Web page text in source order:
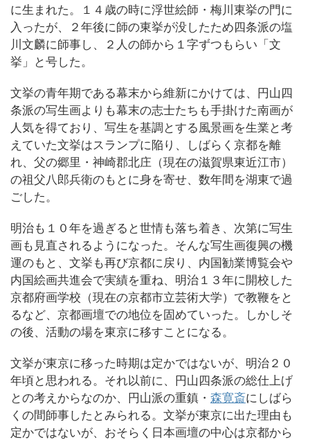
に生まれた。１４歳の時に浮世絵師・梅川東挙の門に
入ったが、２年後に師の東挙が没したため四条派の塩
川文麟に師事し、２人の師から１字ずつもらい「文
挙」と号した。
文挙の青年期である幕末から維新にかけては、円山四
条派の写生画よりも幕末の志士たちも手掛けた南画が
人気を得ており、写生を基調とする風景画を生業と考
えていた文挙はスランプに陥り、しばらく京都を離
れ、父の郷里・神崎郡北庄（現在の滋賀県東近江市）
の祖父八郎兵衛のもとに身を寄せ、数年間を湖東で過
ごした。
明治も１０年を過ぎると世情も落ち着き、次第に写生
画も見直されるようになった。そんな写生画復興の機
運のもと、文挙も再び京都に戻り、内国勧業博覧会や
内国絵画共進会で実績を重ね、明治１３年に開校した
京都府画学校（現在の京都市立芸術大学）で教鞭をと
るなど、京都画壇での地位を固めていった。しかしそ
の後、活動の場を東京に移すことになる。
文挙が東京に移った時期は定かではないが、明治２０
年頃と思われる。それ以前に、円山四条派の総仕上げ
との考えからなのか、円山派の重鎮・ 森寛斎にしばら
くの間師事したとみられる。文挙が東京に出た理由も
定かではないが、おそらく日本画壇の中心は京都から